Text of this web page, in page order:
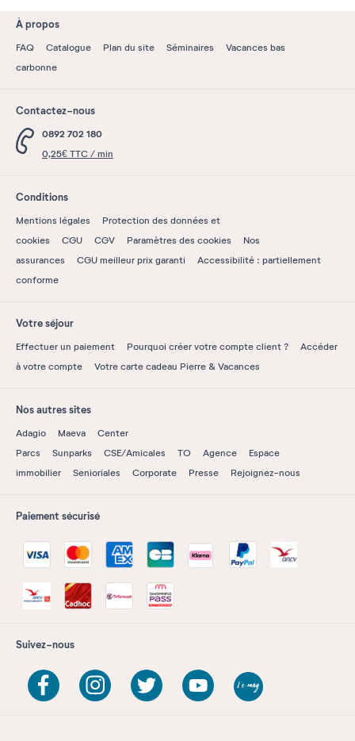
À propos
FAQ Catalogue Plan du site Séminaires
Vacances bas
carbonne
Contactez-nous
0892 702 180
0,25€ TTC / min
Conditions
Mentions légales
Protection des données et
cookies
CGU CGV Paramètres des cookies
Nos
assurances
CGU meilleur prix garanti
Accessibilité : partiellement
conforme
Votre séjour
Effectuer un paiement Pourquoi créer votre compte client ?
Accéder
à votre compte
Votre carte cadeau Pierre & Vacances
Nos autres sites
Adagio Maeva
Center
Parcs
Sunparks CSE/Amicales TO Agence
Espace
immobilier
Senioriales Corporate Presse Rejoignez-nous
Paiement sécurisé
Suivez-nous